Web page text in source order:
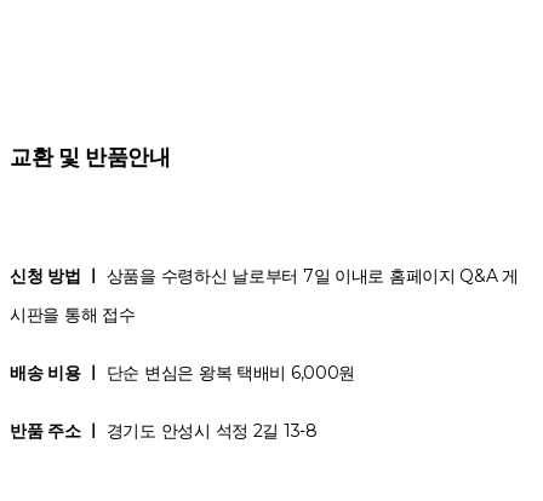
교환 및 반품안내
신청 방법 ㅣ 상품을 수령하신 날로부터 7일 이내로 홈페이지 Q&A 게
시판을 통해 접수
배송 비용 ㅣ 단순 변심은 왕복 택배비 6,000원
반품 주소 ㅣ 경기도 안성시 석정 2길 13-8